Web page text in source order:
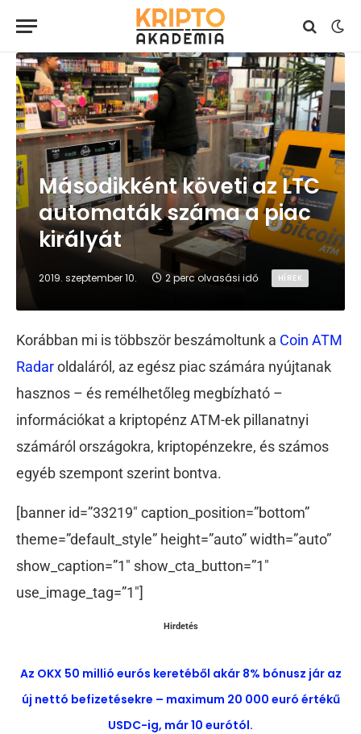
Másodikként követi az LTC
automaták száma a piac
királyát
2019. szeptember 10. 2 perc olvasási idő HÍREK
Korábban mi is többször beszámoltunk a Coin ATM
Radaroldaláról, az egész piac számára nyújtanak
hasznos – és remélhetőleg megbízható –
információkat a kriptopénz ATM-ek pillanatnyi
számáról országokra, kriptopénzekre, és számos
egyéb szempont szerint bontva.
[banner id=”33219″ caption_position=”bottom”
theme=”default_style” height=”auto” width=”auto”
show_caption=”1″ show_cta_button=”1″
use_image_tag=”1″]
Hirdetés
Az OKX 50 millió eurós keretéből akár 8% bónusz jár az
új nettó befizetésekre – maximum 20 000 euró értékű
USDC-ig, már 10 eurótól.